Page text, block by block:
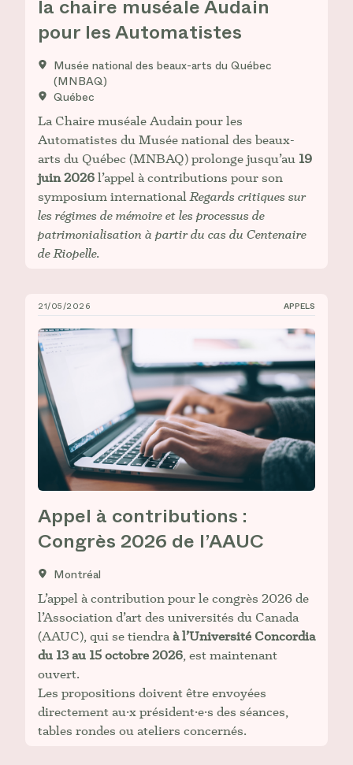
la chaire muséale Audain
pour les Automatistes
Musée national des beaux-arts du Québec
(MNBAQ)
Québec
La Chaire muséale Audain pour les
Automatistes du Musée national des beaux-
arts du Québec (MNBAQ) prolonge jusqu’au 19
juin 2026 l’appel à contributions pour son
symposium internationalRegards critiques sur
les régimes de mémoire et les processus de
patrimonialisation à partir du cas du Centenaire
de Riopelle.
Appel à contributions : Congrès 2026 de l’AAUC
21/05/2026 APPELS
Appel à contributions :
Congrès 2026 de l’AAUC
Montréal
L’appel à contribution pour le congrès 2026 de
l’Association d’art des universités du Canada
(AAUC), qui se tiendra à l’Université Concordia
du 13 au 15 octobre 2026 , est maintenant
ouvert.
Les propositions doivent être envoyées
directement au·x président·e·s des séances,
tables rondes ou ateliers concernés.